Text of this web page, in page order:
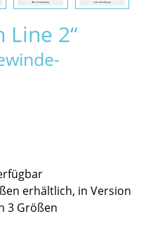
Line 2“
erhältlich, in Version
3 Größen